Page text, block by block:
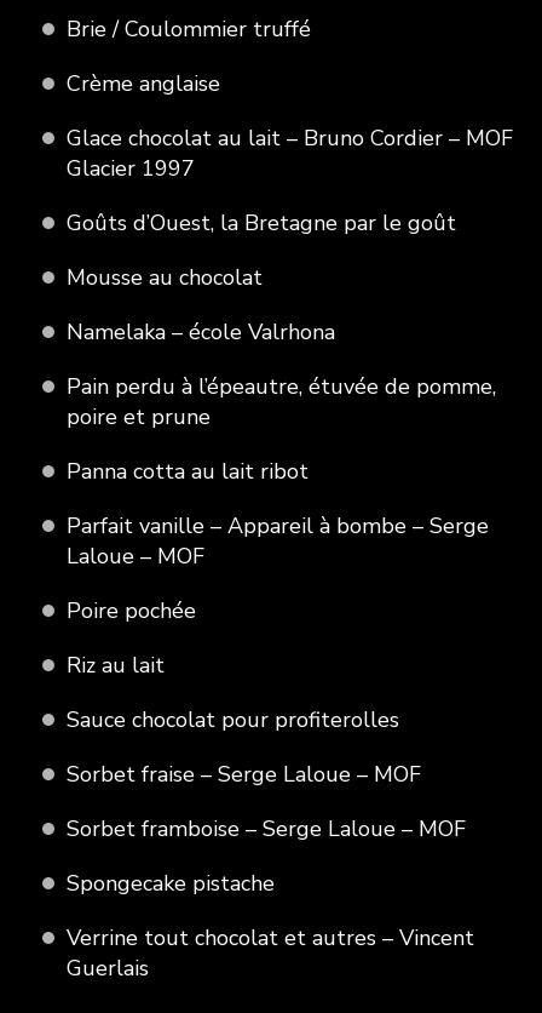
Brie / Coulommier truffé
Crème anglaise
Glace chocolat au lait – Bruno Cordier – MOF
Glacier 1997
Goûts d’Ouest, la Bretagne par le goût
Mousse au chocolat
Namelaka – école Valrhona
Pain perdu à l’épeautre, étuvée de pomme,
poire et prune
Panna cotta au lait ribot
Parfait vanille – Appareil à bombe – Serge
Laloue – MOF
Poire pochée
Riz au lait
Sauce chocolat pour profiterolles
Sorbet fraise – Serge Laloue – MOF
Sorbet framboise – Serge Laloue – MOF
Spongecake pistache
Verrine tout chocolat et autres – Vincent
Guerlais